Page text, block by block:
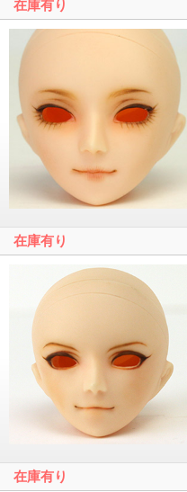
在庫有り
在庫有り
在庫有り